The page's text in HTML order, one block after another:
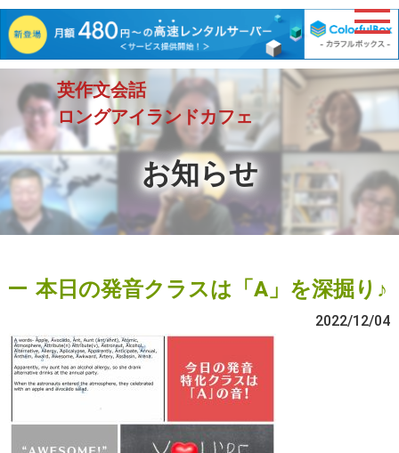
英作文会話
ロングアイランドカフェ
お知らせ
本日の発音クラスは「A」を深掘り♪
2022/12/04